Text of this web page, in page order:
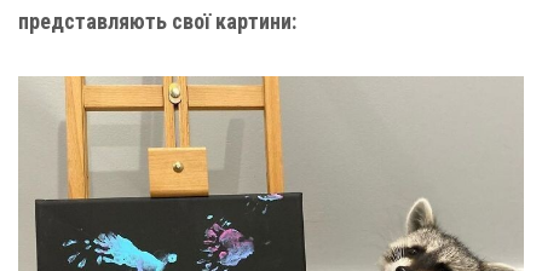
представляють свої картини: